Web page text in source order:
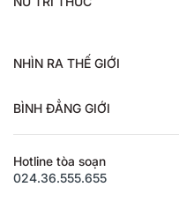
NHÌN RA THẾ GIỚI
BÌNH ĐẲNG GIỚI
Hotline tòa soạn
024.36.555.655